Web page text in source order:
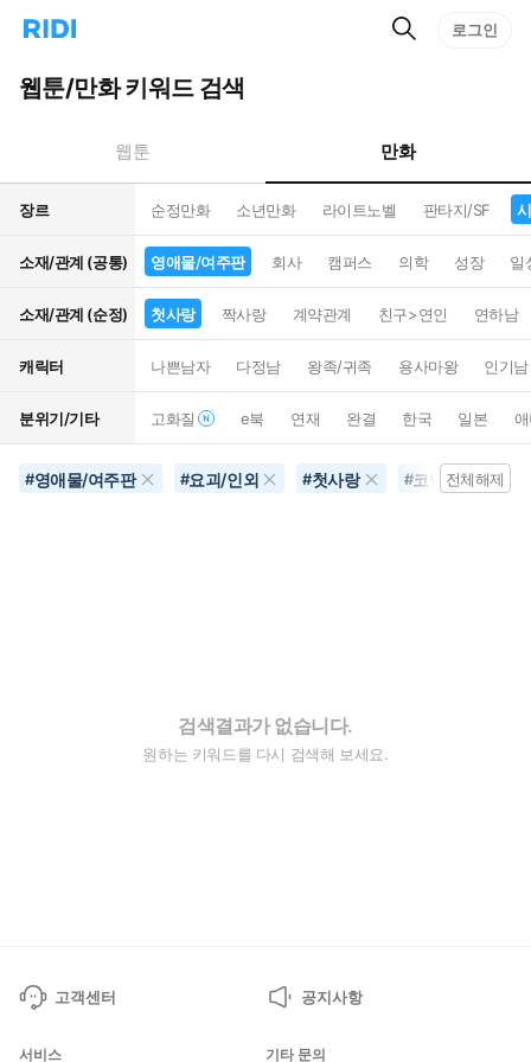
리
홈
으
턴
트
검
로그인
웹툰/만화 키워드 검색
웹툰 만화
장르 순정만화 소년만화 라이트노벨 판타지/SF
소재/관계 (공통) 영애물/여주판 회사 캠퍼스 의학 성장 일
소재/관계 (순정) 첫사랑 짝사랑 계약관계 친구>연인 연하남
캐릭터 나쁜남자 다정남 왕족/귀족 용사마왕 인기남
분위기/기타 고화질 e북 연재 완결 한국 일본
#영애물/여주판 #요괴/인외 #첫사랑 #코믹물전체해제
검색결과가 없습니다.
원하는 키워드를 다시 검색해 보세요.
고객센터 공지사항
서비스 기타 문의